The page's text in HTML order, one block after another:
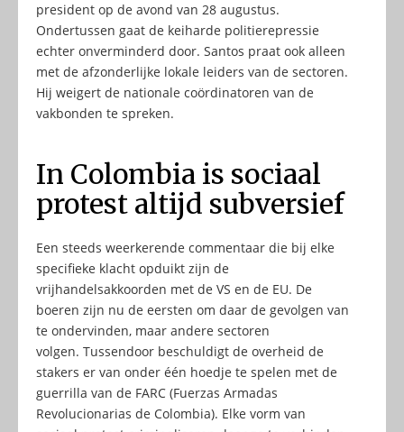
president op de avond van 28 augustus.
Ondertussen gaat de keiharde politierepressie
echter onverminderd door. Santos praat ook alleen
met de afzonderlijke lokale leiders van de sectoren.
Hij weigert de nationale coördinatoren van de
vakbonden te spreken.
In Colombia is sociaal
protest altijd subversief
Een steeds weerkerende commentaar die bij elke
specifieke klacht opduikt zijn de
vrijhandelsakkoorden met de VS en de EU. De
boeren zijn nu de eersten om daar de gevolgen van
te ondervinden, maar andere sectoren
volgen. Tussendoor beschuldigt de overheid de
stakers er van onder één hoedje te spelen met de
guerrilla van de FARC (Fuerzas Armadas
Revolucionarias de Colombia). Elke vorm van